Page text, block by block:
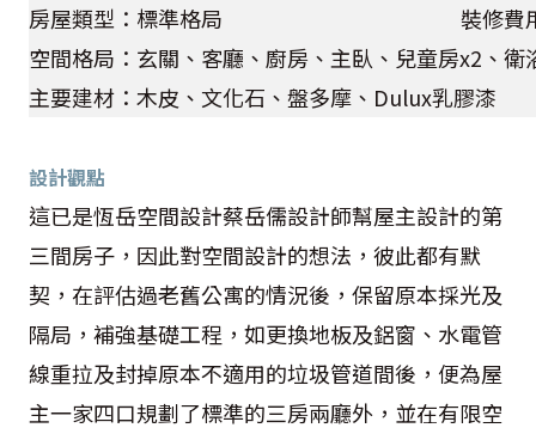
房屋類型：標準格局
裝修費
空間格局：玄關、客廳、廚房、主臥、兒童房x2、衛
主要建材：木皮、文化石、盤多摩、Dulux乳膠漆
設計觀點
這已是恆岳空間設計蔡岳儒設計師幫屋主設計的第
三間房子，因此對空間設計的想法，彼此都有默
契，在評估過老舊公寓的情況後，保留原本採光及
隔局，補強基礎工程，如更換地板及鋁窗、水電管
線重拉及封掉原本不適用的垃圾管道間後，便為屋
主一家四口規劃了標準的三房兩廳外，並在有限空